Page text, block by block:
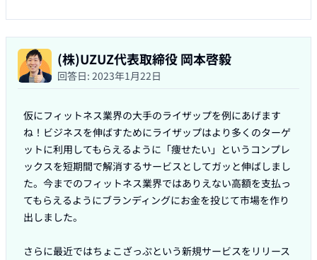
(株)UZUZ代表取締役 岡本啓毅
回答日: 2023年1月22日
仮にフィットネス業界の大手のライザップを例にあげます
ね！ビジネスを伸ばすためにライザップはより多くのターゲ
ットに利用してもらえるように「痩せたい」というコンプレ
ックスを短期間で解消するサービスとしてガッと伸ばしまし
た。今までのフィットネス業界ではありえない高額を支払っ
てもらえるようにブランディングにお金を投じて市場を作り
出しました。
さらに最近ではちょこざっぷという新規サービスをリリース